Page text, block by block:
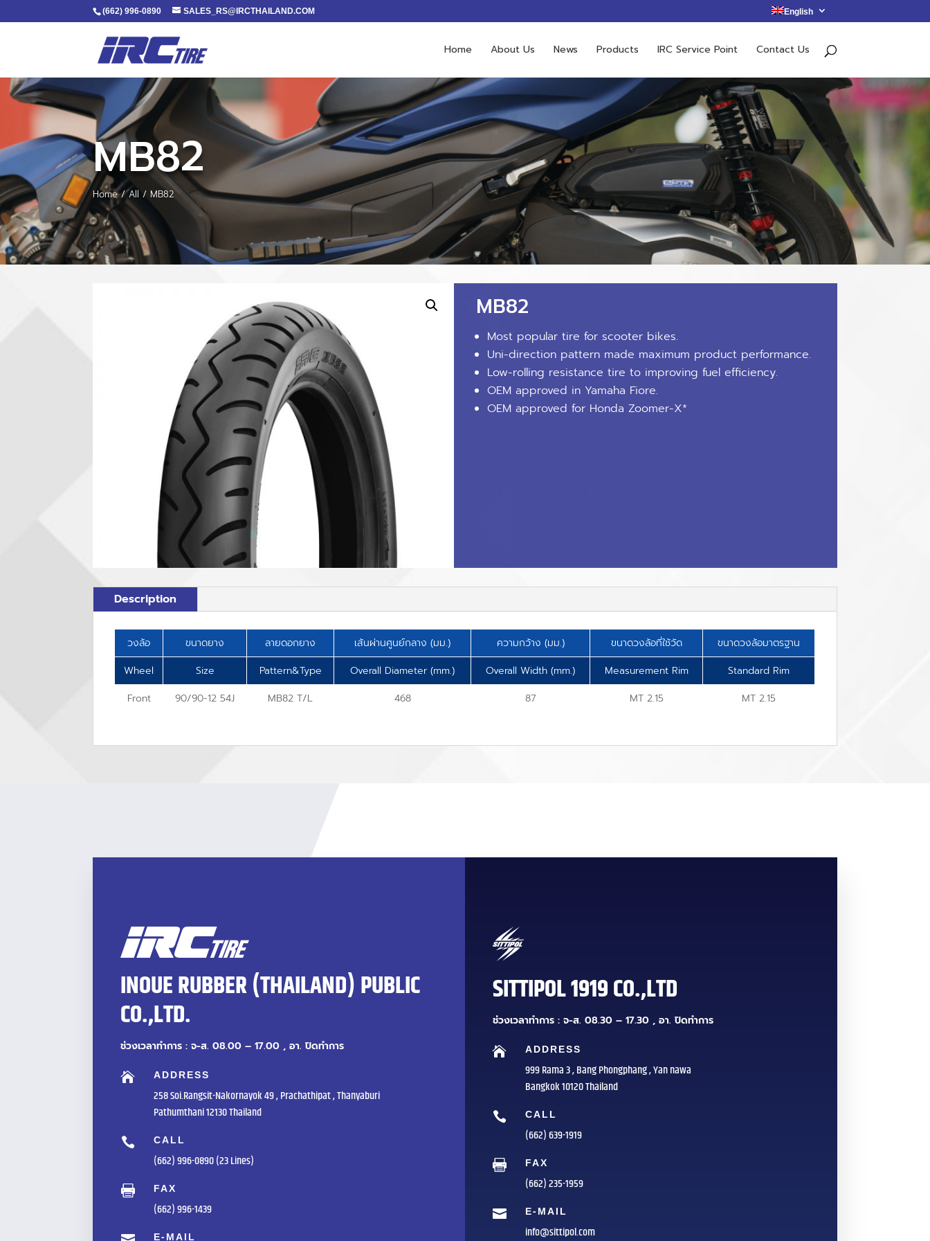
(662) 996-0890 SALES_RS@IRCTHAILAND.COM English
Home About Us News Products IRC Service Point Contact Us
MB82
Home/All / MB82
MB82
Most popular tire for scooter bikes.
Uni-direction pattern made maximum product performance.
Low-rolling resistance tire to improving fuel efficiency.
OEM approved in Yamaha Fiore.
OEM approved for Honda Zoomer-X*
Description
วงล้อ ขนาดยาง ลายดอกยาง เส้นผ่านศูนย์กลาง (มม.) ความกว้าง (มม.) ขนาดวงล้อที่ใช้วัด
ขนาดวงล้อมาตรฐาน
Wheel
Size Pattern&Type Overall Diameter (mm.) Overall Width (mm.) Measurement Rim
Standard Rim
Front
90/90-12 54J MB82 T/L 468 87 MT 2.15 MT 2.15
INOUE RUBBER (THAILAND) PUBLIC
CO.,LTD.
ช่วงเวลาทำการ : จ-ส. 08.00 – 17.00 , อา. ปิดทำการ
 ADDRESS
258 Soi.Rangsit-Nakornayok 49 , Prachathipat , Thanyaburi
Pathumthani 12130 Thailand
 CALL
(662) 996-0890 (23 Lines)
 FAX
(662) 996-1439
E-MAIL
SITTIPOL 1919 CO.,LTD
ช่วงเวลาทำการ : จ-ส. 08.30 – 17.30 , อา. ปิดทำการ
 ADDRESS
999 Rama 3 , Bang Phongphang , Yan nawa
Bangkok 10120 Thailand
 CALL
(662) 639-1919
 FAX
(662) 235-1959
 E-MAIL
info@sittipol.com